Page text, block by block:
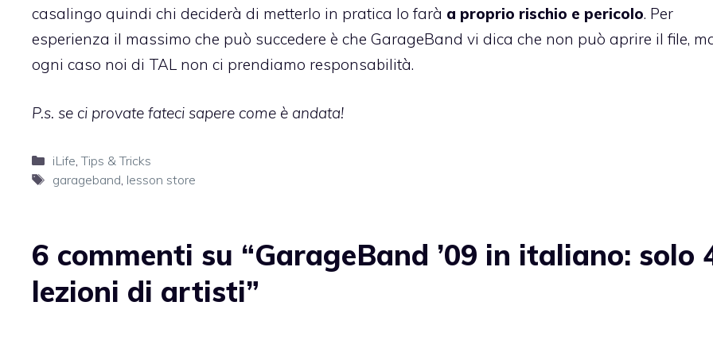
casalingo quindi chi deciderà di metterlo in pratica lo farà a proprio rischio e pericolo. Per
esperienza il massimo che può succedere è che GarageBand vi dica che non può aprire il file,
ogni caso noi di TAL non ci prendiamo responsabilità.
P.s. se ci provate fateci sapere come è andata!
Categorie
iLife,Tips & Tricks
Tag
garageband, lesson store
6 commenti su “GarageBand ’09 in italiano: solo
lezioni di artisti”